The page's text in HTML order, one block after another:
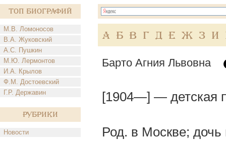
Топ Биографий
М.В. Ломоносов
В.А. Жуковский
А.С. Пушкин
М.Ю. Лермонтов
И.А. Крылов
Ф.М. Достоевский
Г.Р. Державин
Рубрики
Новости
А Б В Г Д Е Ж З И
Барто Агния Львовна
[1904—] — детская
Род. в Москве;